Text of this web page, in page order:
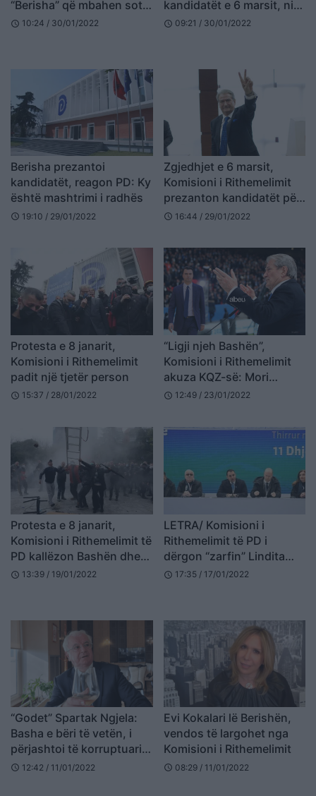
“Berisha” që mbahen sot
(FOTO LAJM)
schedule 10:24 / 30/01/2022
kandidatët e 6 marsit, nis
votimi në 9 qendra
schedule 09:21 / 30/01/2022
Berisha prezantoi
kandidatët, reagon PD: Ky
është mashtrimi i radhës
schedule 19:10 / 29/01/2022
Zgjedhjet e 6 marsit,
Komisioni i Rithemelimit
prezanton kandidatët për
zgjedhjet e 6 marsit
schedule 16:44 / 29/01/2022
Protesta e 8 janarit,
Komisioni i Rithemelimit
padit një tjetër person
schedule 15:37 / 28/01/2022
“Ligji njeh Bashën”,
Komisioni i Rithemelimit
akuza KQZ-së: Mori
urdhër nga Rama, akt
schedule 12:49 / 23/01/2022
Protesta e 8 janarit,
Komisioni i Rithemelimit të
PD kallëzon Bashën dhe
Bardhin
schedule 13:39 / 19/01/2022
LETRA/ Komisioni i
Rithemelimit të PD i
dërgon “zarfin” Lindita
Nikollës (FOTO LAJM)
schedule 17:35 / 17/01/2022
“Godet” Spartak Ngjela:
Basha e bëri të vetën, i
përjashtoi të korruptuarit
nga PD! Po Rama?
schedule 12:42 / 11/01/2022
Evi Kokalari lë Berishën,
vendos të largohet nga
Komisioni i Rithemelimit
schedule 08:29 / 11/01/2022